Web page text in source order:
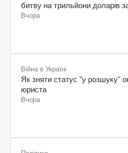
битву на трильйони доларів
Вчора
Війна в Україні
Як зняти статус "у розшуку"
юриста
Вчора